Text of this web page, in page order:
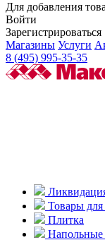
Для добавления
Войти
Зарегистрироваться
Магазины Услуги
8 (495) 995-35-35
Товары для
Плитка
Напольные